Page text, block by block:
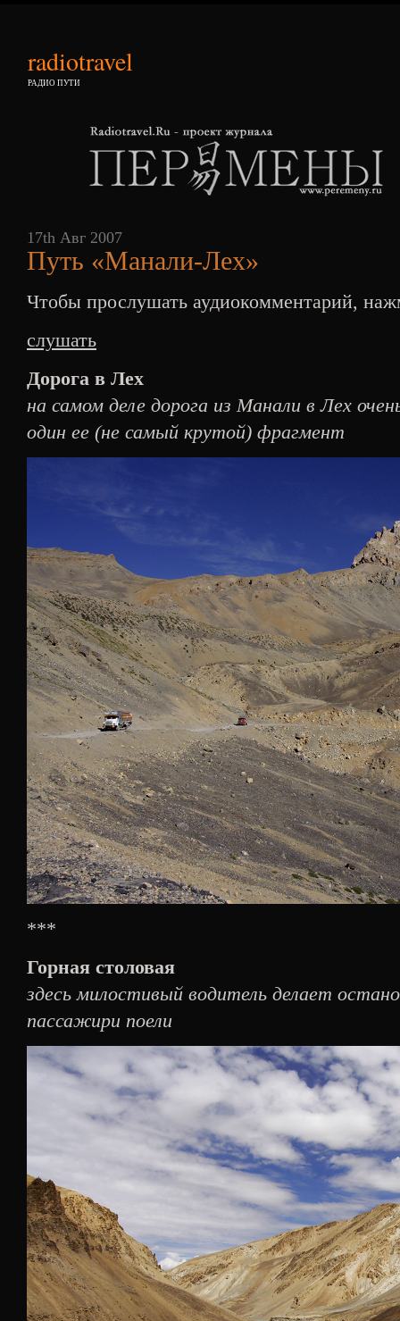
radiotravel
РАДИО ПУТИ
17th Авг 2007
Путь «Манали-Лех»
Чтобы прослушать аудиокомментарий,
слушать
Дорога в Лех
на самом деле дорога из Манали в Лех
один ее (не самый крутой) фрагмент
***
Горная столовая
здесь милостивый водитель делает
пассажири поели